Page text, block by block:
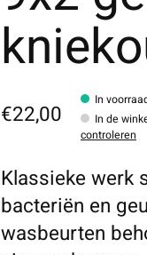
€22,00
In
In de
controleren
Klassieke werk
bacteriën en
wasbeurten